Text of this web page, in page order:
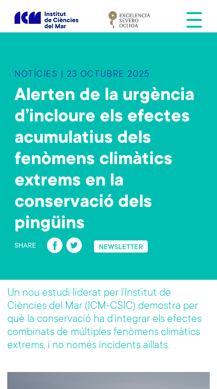
s
NOTÍCIES | 23 OCTUBRE 2025
Alerten de la urgència
d’incloure els efectes
acumulatius dels
fenòmens climàtics
extrems en la
conservació dels
pingüins
SHARE
Fa
ce
o
ok
er
NEWSLETTER
Un nou estudi liderat per l’Institut de
Ciències del Mar (ICM-CSIC) demostra per
què la conservació ha d’integrar els efectes
combinats de múltiples fenòmens climàtics
extrems, i no només incidents aïllats.